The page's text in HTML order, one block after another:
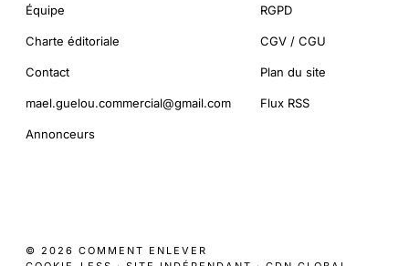
Équipe
Charte éditoriale
Contact
mael.guelou.commercial@gmail.com
Annonceurs
RGPD
CGV / CGU
Plan du site
Flux RSS
© 2026 COMMENT ENLEVER